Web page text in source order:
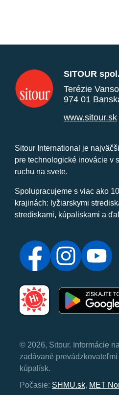
SITOUR
Terézie
974 01
www.sitour.sk
Sitour International je
pre technologické inovácie v
ruchu na svete.
Spolupracujeme s viac ako
krajinách: lyžiarskymi
strediskami, kúpaliskami a
© 2026, Sitour. Informácie
zadávané
kúpalísk.
Počasie: SHMU.sk, MET